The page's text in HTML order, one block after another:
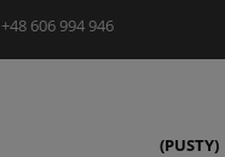
+48 606 994 946
(PUSTY)